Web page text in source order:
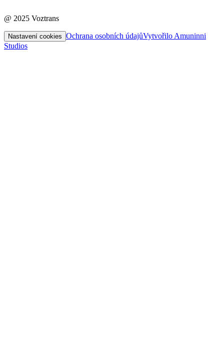
@ 2025 Voztrans
Nastavení cookies Ochrana osobních údajůVytvořilo Amuninni
Studios